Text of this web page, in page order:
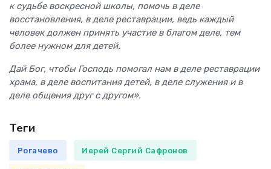
к судьбе воскресной школы, помочь в деле
восстановления, в деле реставрации, ведь каждый
человек должен принять участие в благом деле, тем
более нужном для детей.
Дай Бог, чтобы Господь помогал нам в деле реставрации
храма, в деле воспитания детей, в деле служения и в
деле общения друг с другом».
Теги
Рогачево Иерей Сергий Сафронов